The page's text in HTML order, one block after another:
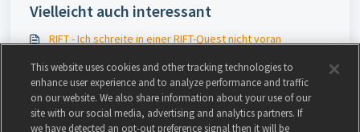
Vielleicht auch interessant
RIFT - Ich schreite in einer RIFT-Quest nicht voran
DirectX-Diagnosewerkzeug
Bug-Meldungen für Trove
Fiesta Online: Ingame-Probleme
This website uses cookies and other tracking technologies to
enhance user experience and to analyze performance and traffic
on our website. We also share information about your use of our
site with our social media, advertising and analytics partners. If
we have detected an opt-out preference signal then it will be